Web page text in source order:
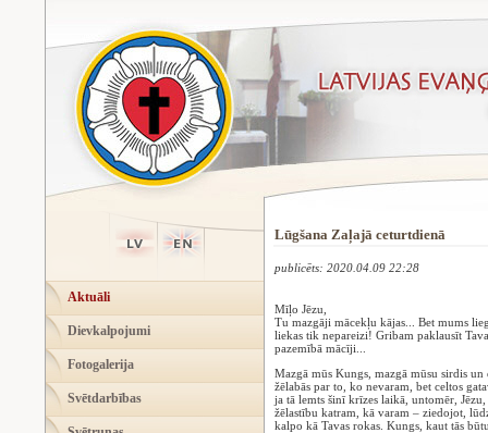
Aktuāli
Dievkalpojumi
Fotogalerija
Svētdarbības
Lūgšana Zaļajā ceturtdienā
publicēts: 2020.04.09 22:28
Mīļo Jēzu,
Tu mazgāji mācekļu kājas... Bet mums
liekas tik nepareizi! Gribam paklausīt
pazemībā mācīji...
Mazgā mūs Kungs, mazgā mūsu sirdis un
žēlabās par to, ko nevaram, bet celtos
ja tā lemts šinī krīzes laikā, untomēr,
žēlastību katram, kā varam – ziedojot,
kalpo kā Tavas rokas. Kungs, kaut tās